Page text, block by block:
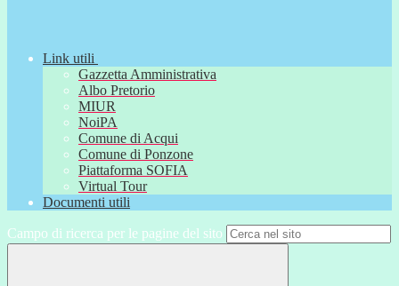
Link utili
Gazzetta Amministrativa
Albo Pretorio
MIUR
NoiPA
Comune di Acqui
Comune di Ponzone
Piattaforma SOFIA
Virtual Tour
Documenti utili
Campo di ricerca per le pagine del sito